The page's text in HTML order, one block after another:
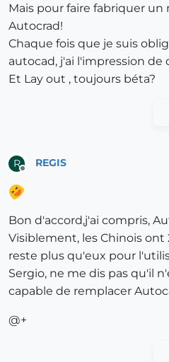
Mais pour faire fabriquer un
Autocrad!
Chaque fois que je suis
autocad, j'ai l'impression de
Et Lay out , toujours béta?
R REGIS
Bon d'accord,j'ai compris,
Visiblement, les Chinois ont
reste plus qu'eux pour
Sergio, ne me dis pas qu'il
capable de remplacer
@+